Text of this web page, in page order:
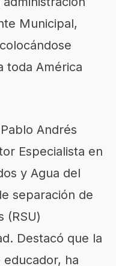
Municipal,
toda América
Andrés
Especialista en
y Agua del
separación de
(RSU)
Destacó que la
ha